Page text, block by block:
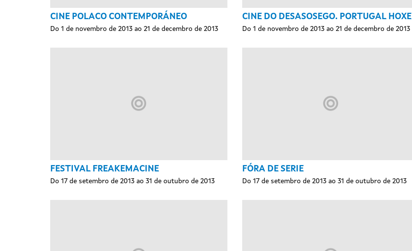
CINE POLACO CONTEMPORÁNEO
Do 1 de novembro de 2013 ao 21 de decembro de 2013
CINE DO DESASOSEGO. PORTUGAL HOXE
Do 1 de novembro de 2013 ao 21 de decembro de 2013
FESTIVAL FREAKEMACINE
Do 17 de setembro de 2013 ao 31 de outubro de 2013
FÓRA DE SERIE
Do 17 de setembro de 2013 ao 31 de outubro de 2013